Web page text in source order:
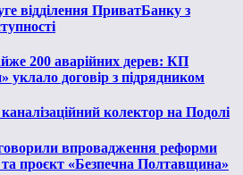
відділення ПриватБанку з
200 аварійних дерев: КП
уклало договір з підрядником
колектор на Подолі
впровадження реформи
проєкт «Безпечна Полтавщина»